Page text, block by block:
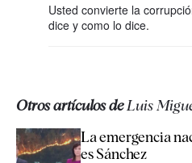
Usted convierte la
dice y como lo dice.
Otros artículos deLuis
La emergencia
es Sánchez